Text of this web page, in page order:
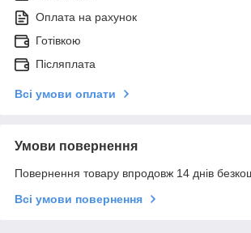
Оплата на рахунок
Готівкою
Післяплата
Всі умови оплати
Умови повернення
Повернення товару впродовж 14 днів
Всі умови повернення